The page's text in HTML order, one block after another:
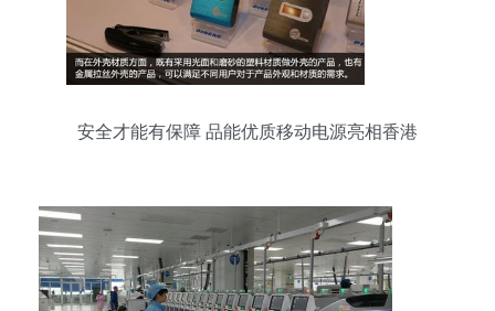
安全才能有保障 品能优质移动电源亮相香港